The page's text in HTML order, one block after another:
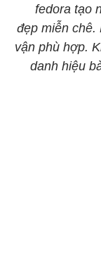
fedora tạo
đẹp miễn chê.
vận phù hợp.
danh hiệu